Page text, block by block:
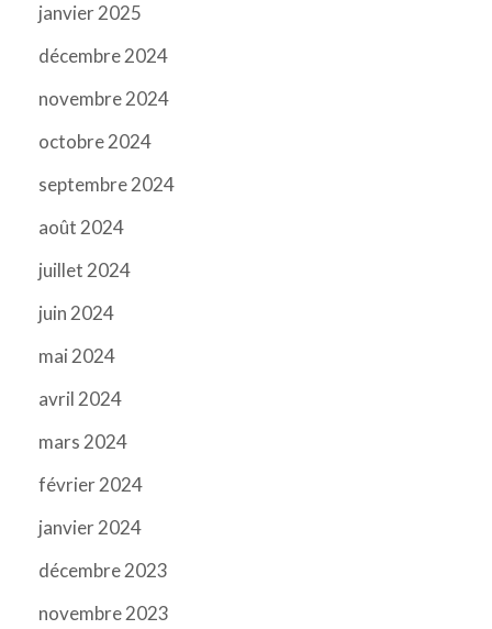
janvier 2025
décembre 2024
novembre 2024
octobre 2024
septembre 2024
août 2024
juillet 2024
juin 2024
mai 2024
avril 2024
mars 2024
février 2024
janvier 2024
décembre 2023
novembre 2023